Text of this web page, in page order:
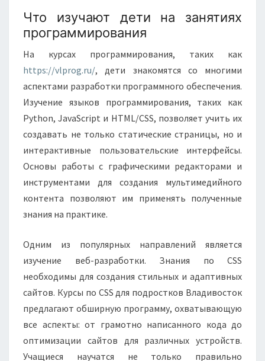
Что изучают дети на занятиях
программирования
На курсах программирования, таких как
https://vlprog.ru/, дети знакомятся со многими
аспектами разработки программного обеспечения.
Изучение языков программирования, таких как
Python, JavaScript и HTML/CSS, позволяет учить их
создавать не только статические страницы, но и
интерактивные пользовательские интерфейсы.
Основы работы с графическими редакторами и
инструментами для создания мультимедийного
контента позволяют им применять полученные
знания на практике.
Одним из популярных направлений является
изучение веб-разработки. Знания по CSS
необходимы для создания стильных и адаптивных
сайтов. Курсы по CSS для подростков Владивосток
предлагают обширную программу, охватывающую
все аспекты: от грамотно написанного кода до
оптимизации сайтов для различных устройств.
Учащиеся научатся не только правильно